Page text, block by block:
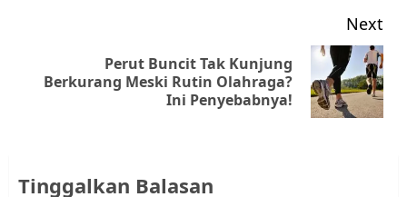
Next
Next
Perut Buncit Tak Kunjung
Berkurang Meski Rutin Olahraga?
Ini Penyebabnya!
Tinggalkan Balasan